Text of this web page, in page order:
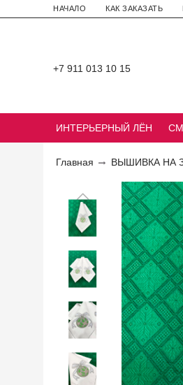
НАЧАЛО КАК ЗАКАЗАТЬ
+7 911 013 10 15
ИНТЕРЬЕРНЫЙ ЛЁН
Главная ВЫШИВКА НА